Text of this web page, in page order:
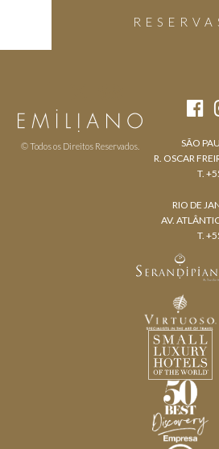
© Todos os Direitos Reservados.
SÃO
R. OSCAR
T.
RIO DE
AV.
T.